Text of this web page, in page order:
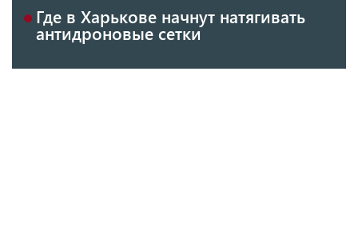
Где в Харькове начнут натягивать
антидроновые сетки